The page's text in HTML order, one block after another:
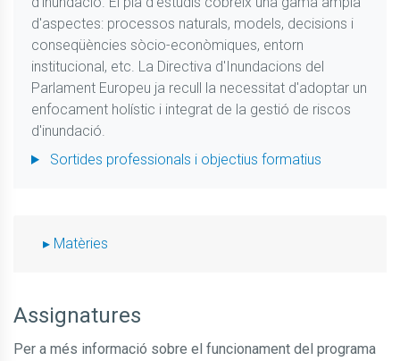
d'aspectes: processos naturals, models, decisions i
conseqüències sòcio-econòmiques, entorn
institucional, etc. La Directiva d'Inundacions del
Parlament Europeu ja recull la necessitat d'adoptar un
enfocament holístic i integrat de la gestió de riscos
d'inundació.
Sortides professionals i objectius formatius
Matèries
Assignatures
Per a més informació sobre el funcionament del programa